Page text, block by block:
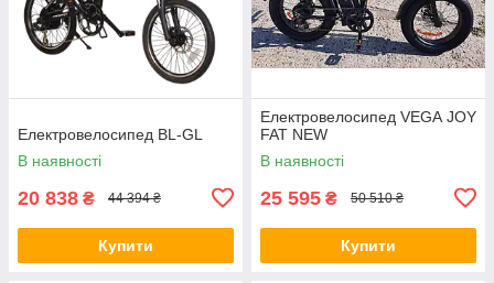
Електровелосипед BL-GL
В наявності
20 838 ₴ 44 394 ₴
Купити
Електровелосипед VEGA JOY
FAT NEW
В наявності
25 595 ₴ 50 510 ₴
Купити